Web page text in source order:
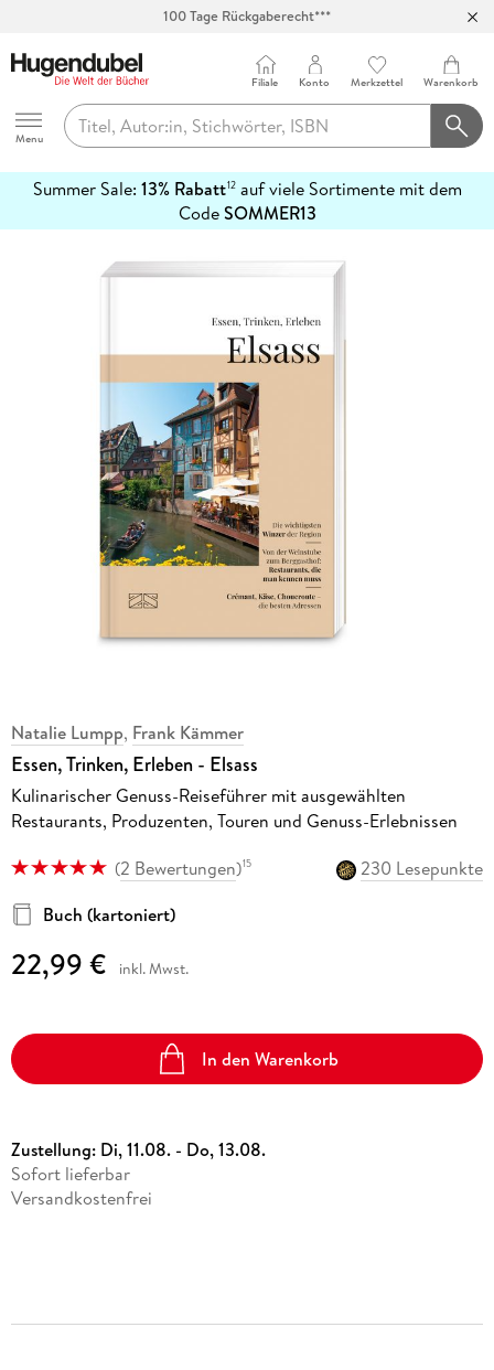
100 Tage Rückgaberecht***
Hugendubel
Menu
Filiale Konto Merkzettel Warenkorb
Summer Sale: 13% Rabatt12auf viele Sortimente mit dem
CodeSOMMER13
erfahren
Natalie Lumpp, Frank Kämmer
Essen, Trinken, Erleben - Elsass
Kulinarischer Genuss-Reiseführer mit ausgewählten
Restaurants, Produzenten, Touren und Genuss-Erlebnissen
(2 Bewertungen)15
230 Lesepunkte
Buch (kartoniert)
22,99 € inkl. Mwst.
In den Warenkorb
Zustellung: Di, 11.08. - Do, 13.08.
Sofort lieferbar
Versandkostenfrei